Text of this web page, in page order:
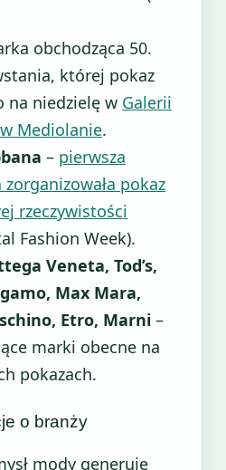
obchodząca 50.
której pokaz
na niedzielę w Galerii
Mediolanie.
– pierwsza
pokaz
rzeczywistości
Fashion Week).
Veneta, Tod’s,
Max Mara,
Etro, Marni –
marki obecne na
pokazach.
o branży
mody generuje